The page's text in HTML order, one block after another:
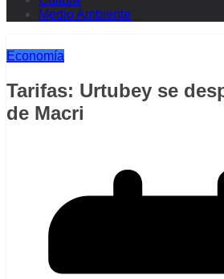
Medio Ambiente
Economía
Tarifas: Urtubey se
de Macri